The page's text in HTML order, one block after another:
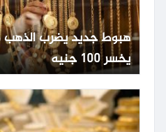
يخسر 100 جنيه